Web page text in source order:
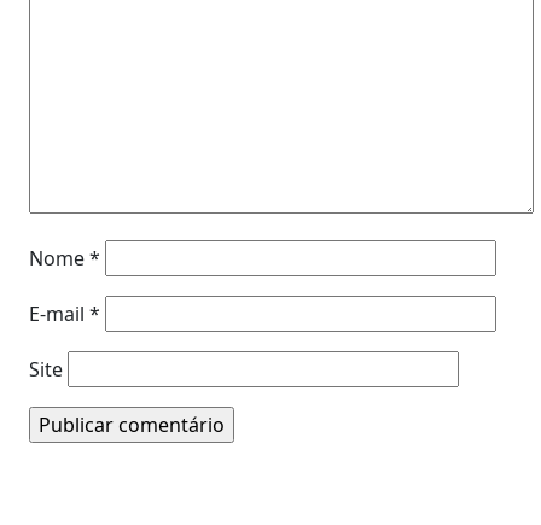
Nome*
E-mail *
Site